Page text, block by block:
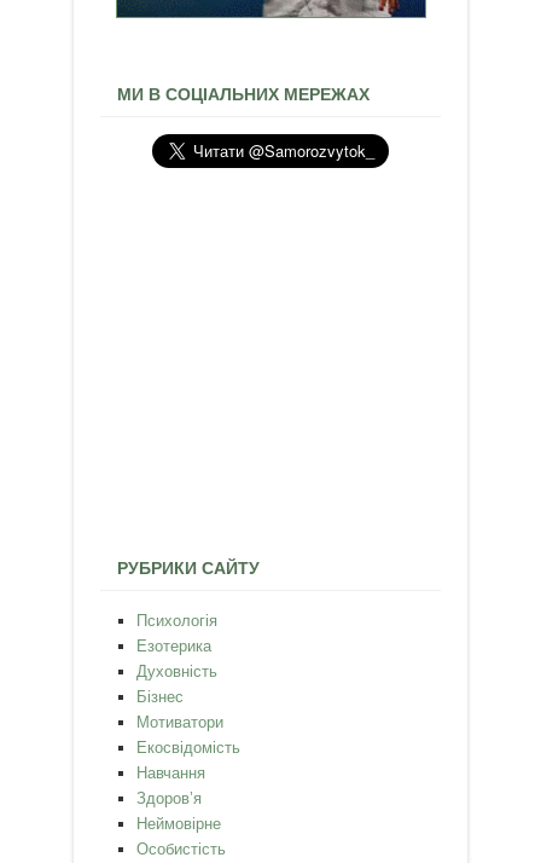
МИ В СОЦІАЛЬНИХ МЕРЕЖАХ
РУБРИКИ САЙТУ
Психологія
Езотерика
Духовність
Бізнес
Мотиватори
Екосвідомість
Навчання
Здоров’я
Неймовірне
Особистість